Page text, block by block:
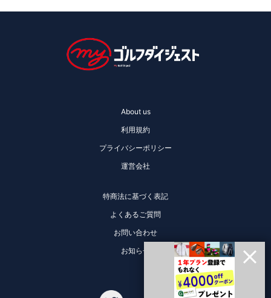
About us
利用規約
プライバシーポリシー
運営会社
特商法に基づく表記
よくあるご質問
お問い合わせ
お知らせ